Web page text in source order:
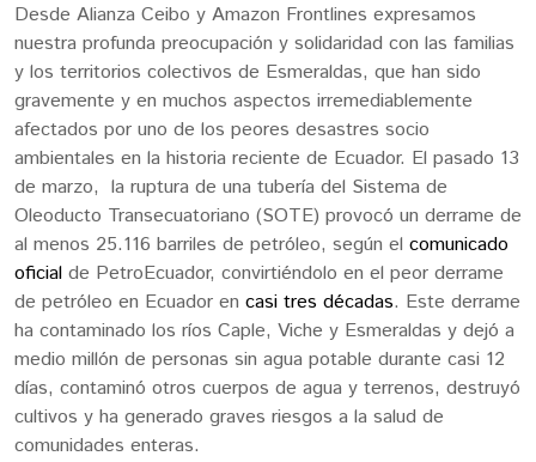
Desde Alianza Ceibo y Amazon Frontlines expresamos
nuestra profunda preocupación y solidaridad con las familias
y los territorios colectivos de Esmeraldas, que han sido
gravemente y en muchos aspectos irremediablemente
afectados por uno de los peores desastres socio
ambientales en la historia reciente de Ecuador. El pasado 13
de marzo, la ruptura de una tubería del Sistema de
Oleoducto Transecuatoriano (SOTE) provocó un derrame de
al menos 25.116 barriles de petróleo, según el comunicado
oficial de PetroEcuador, convirtiéndolo en el peor derrame
de petróleo en Ecuador en casi tres décadas. Este derrame
ha contaminado los ríos Caple, Viche y Esmeraldas y dejó a
medio millón de personas sin agua potable durante casi 12
días, contaminó otros cuerpos de agua y terrenos, destruyó
cultivos y ha generado graves riesgos a la salud de
comunidades enteras.